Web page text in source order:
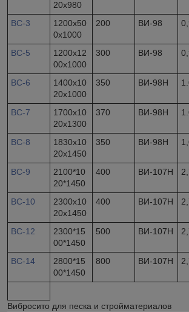
20x980
ВС-3
1200х50
0х1000
200 ВИ-98
ВС-5
1200х12
00х1000
300 ВИ-98
ВС-6
1400х10
20х1000
350 ВИ-98Н
ВС-7
1700х10
20х1300
370 ВИ-98Н
ВС-8
1830х10
20х1450
350 ВИ-98Н
ВС-9
2100*10
20*1450
400 ВИ-107Н
ВС-10
2300х10
20х1450
400 ВИ-107Н
ВС-12
2300*15
00*1450
500 ВИ-107Н
ВС-14
2800*15
00*1450
800 ВИ-107Н
Вибросито для песка и стройматериалов